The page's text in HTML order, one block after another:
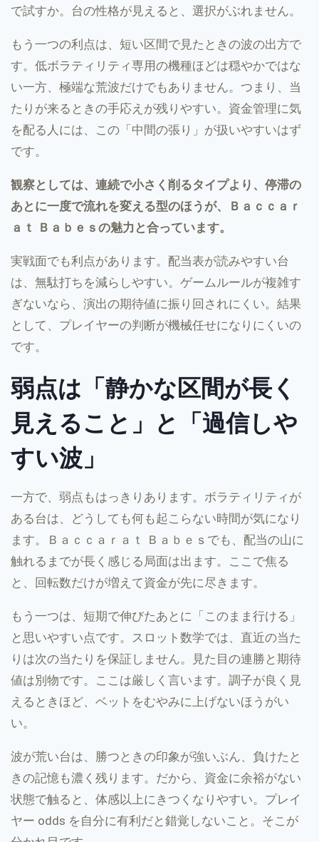
で試すか。台の性格が見えると、選択がぶれません。
もう一つの利点は、短い区間で見たときの波の出方で
す。低ボラティリティ専用の機種ほどは穏やかではな
い一方、極端な荒波だけでもありません。つまり、当
たりが来るときの手応えが残りやすい。資金管理に気
を配る人には、この「中間の張り」が扱いやすいはず
です。
観察としては、連続で小さく削るタイプより、停滞の
あとに一度で流れを変える型のほうが、Ｂａｃｃａｒ
ａｔ Ｂａｂｅｓの魅力と合っています。
実戦面でも利点があります。配当表が読みやすい台
は、無駄打ちを減らしやすい。ゲームルールが複雑す
ぎないなら、演出の期待値に振り回されにくい。結果
として、プレイヤーの判断が機械任せになりにくいの
です。
弱点は「静かな区間が長く
見えること」と「過信しや
すい波」
一方で、弱点もはっきりあります。ボラティリティが
ある台は、どうしても何も起こらない時間が気になり
ます。Ｂａｃｃａｒａｔ Ｂａｂｅｓでも、配当の山に
触れるまでが長く感じる局面は出ます。ここで焦る
と、回転数だけが増えて資金が先に尽きます。
もう一つは、短期で伸びたあとに「このまま行ける」
と思いやすい点です。スロット数学では、直近の当た
りは次の当たりを保証しません。見た目の連勝と期待
値は別物です。ここは厳しく言います。調子が良く見
えるときほど、ベットをむやみに上げないほうがい
い。
波が荒い台は、勝つときの印象が強いぶん、負けたと
きの記憶も濃く残ります。だから、資金に余裕がない
状態で触ると、体感以上にきつくなりやすい。プレイ
ヤー odds を自分に有利だと錯覚しないこと。そこが